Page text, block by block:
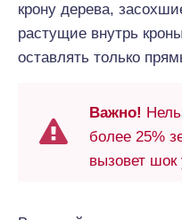
крону дерева,
растущие внутрь
оставлять только
Важно!
более 25%
вызовет шок